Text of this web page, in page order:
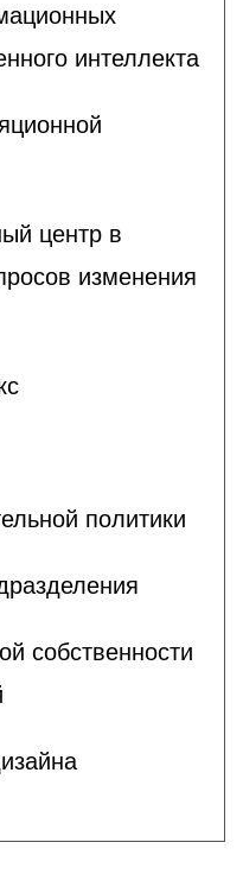
интеллекта
центр в
изменения
политики
собственности